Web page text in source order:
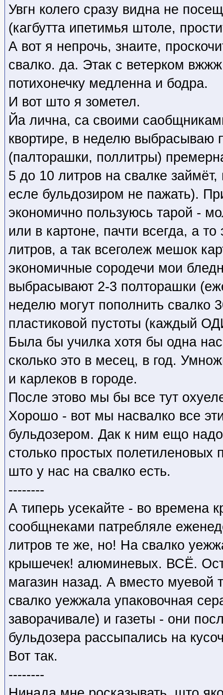
Увгн колего сразу видна не
(кагбутта ипетимья штоле,
А вот я непрочь, знаите,
свалко. да. Этак с ветерком
потихонечку медленна и бодра.
И вот што я зометел.
Йа лична, са своими
квортире, в неделю выбрасываю
(палторашки, поллитры)
5 до 10 литров на свалке
есле бульдозиром не пажать).
экономично пользуюсь тарой -
или в картоне, пачти всегда, а
литров, а так всеголеж мешок
экономичные сородечи мои
выбрасывают 2-3 полторашки
неделю могут пополнить свалко
пластиковой пустоты (каждый
Была бы училка хотя бы одна
сколько это в месец, в год.
и карлеков в городе.
После этово мы бы все тут
Хорошо - вот мы насвалко все
бульдозером. Дак к ним ещо
столько простых полетиленовых
што у нас на свалко есть.
--------
А типерь усекайте - во времена
сообщнеками патребляле
литров те же, но! На свалко
крышечек! алюминевых. ВСЁ.
магазин назад. А вместо муевой
свалко уежжала упаковочная
заворачивале) и газеты - они
бульдозера рассыпались на
Вот так.
--------